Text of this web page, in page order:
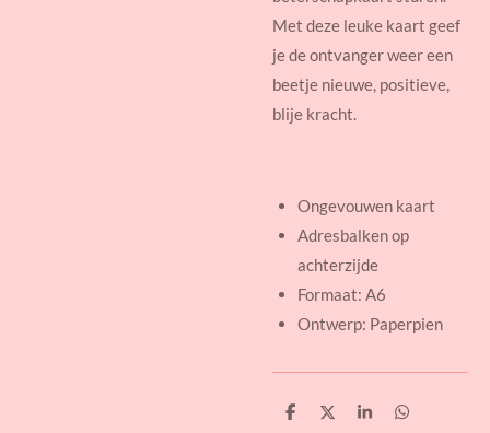
Met deze leuke kaart geef
je de ontvanger weer een
beetje nieuwe, positieve,
blije kracht.
Ongevouwen kaart
Adresbalken op
achterzijde
Formaat: A6
Ontwerp: Paperpien
D
D
S
D